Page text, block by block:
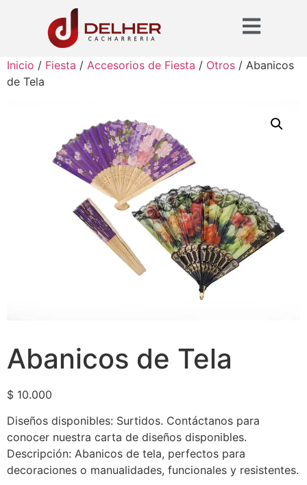
Inicio / Fiesta / Accesorios de Fiesta / Otros / Abanicos
de Tela
Abanicos de Tela
$ 10.000
Diseños disponibles: Surtidos. Contáctanos para
conocer nuestra carta de diseños disponibles.
Descripción: Abanicos de tela, perfectos para
decoraciones o manualidades, funcionales y resistentes.